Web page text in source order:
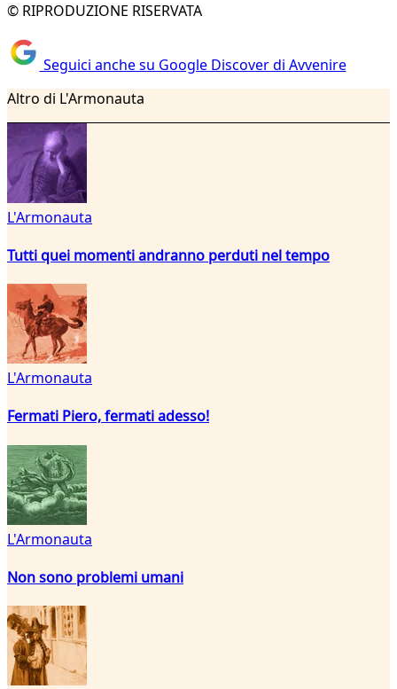
© RIPRODUZIONE RISERVATA
Seguici anche su Google Discover di Avvenire
Altro di L'Armonauta
L'Armonauta
Tutti quei momenti andranno perduti nel tempo
L'Armonauta
Fermati Piero, fermati adesso!
L'Armonauta
Non sono problemi umani